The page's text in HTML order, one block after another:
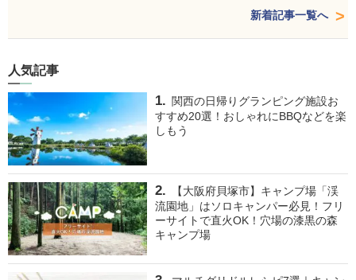
新着記事一覧へ
人気記事
関西の日帰りグランピング施設お
すすめ20選！おしゃれにBBQなどを楽
しもう
【大阪府貝塚市】キャンプ場「渓
流園地」はソロキャンパー必見！フリ
ーサイトで直火OK！穴場の漆黒の森
キャンプ場